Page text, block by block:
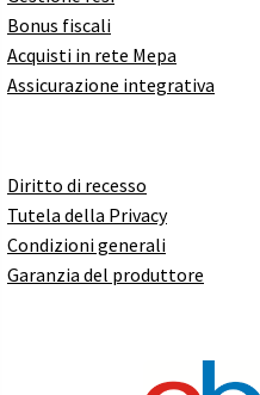
Bonus fiscali
Acquisti in rete Mepa
Assicurazione integrativa
Diritto di recesso
Tutela della Privacy
Condizioni generali
Garanzia del produttore